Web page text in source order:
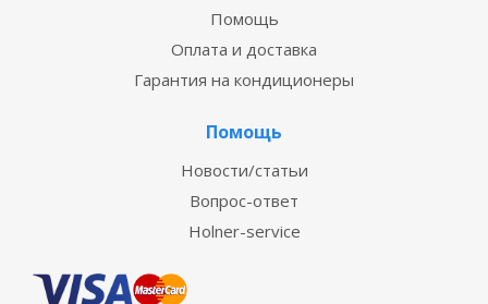
Помощь
Оплата и доставка
Гарантия на кондиционеры
Помощь
Новости/статьи
Вопрос-ответ
Holner-service